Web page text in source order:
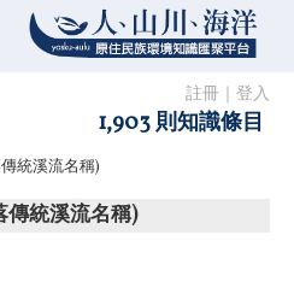
註冊 登入
1,903 則知識條目
統溪流名稱)
傳統溪流名稱)